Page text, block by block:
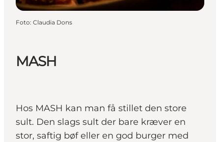
MASH
Hos MASH kan man få stillet den store
sult. Den slags sult der bare kræver en
stor, saftig bøf eller en god burger med
Foto: Claudia Dons